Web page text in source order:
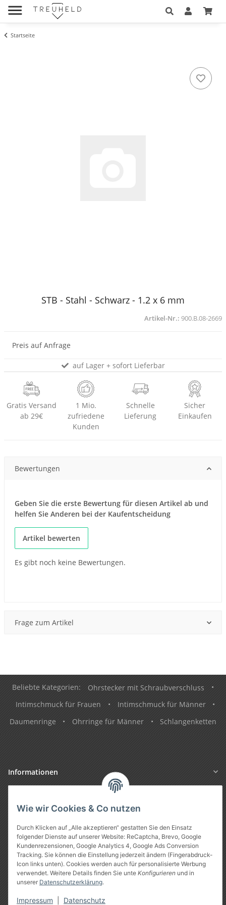
Wie wir Cookies & Co nutzen
Durch Klicken auf „Alle akzeptieren“ gestatten Sie den Einsatz
folgender Dienste auf unserer Website: ReCaptcha, Brevo, Google
Kundenrezensionen, Google Analytics 4, Google Ads Conversion
Tracking. Sie können die Einstellung jederzeit ändern (Fingerabdruck-
Icon links unten). Cookies werden auch für personalisierte Werbung
verwendet. Weitere Details finden Sie unte Konfigurieren und in
unserer Datenschutzerklärung.
Impressum Datenschutz
Startseite
STB - Stahl - Schwarz - 1.2 x 6 mm
Artikel-Nr.: 900.B.08-2669
Preis auf Anfrage
auf Lager + sofort Lieferbar
Gratis Versand
ab 29€
1 Mio.
zufriedene
Kunden
Schnelle
Lieferung
Sicher
Einkaufen
Bewertungen
Geben Sie die erste Bewertung für diesen Artikel ab und
helfen Sie Anderen bei der Kaufentscheidung
Artikel bewerten
Es gibt noch keine Bewertungen.
Frage zum Artikel
Beliebte Kategorien: Ohrstecker mit Schraubverschluss
•
Intimschmuck für Frauen
• Intimschmuck für Männer
•
Daumenringe
• Ohrringe für Männer • Schlangenketten
Informationen
Vertrag widerrufen